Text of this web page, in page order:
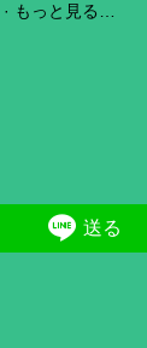
もっと見る…
送る